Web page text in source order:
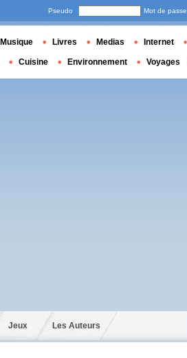
Jeux Les Auteurs
Pseudo Mot de passe
Musique Livres Medias Internet
Cuisine Environnement Voyages